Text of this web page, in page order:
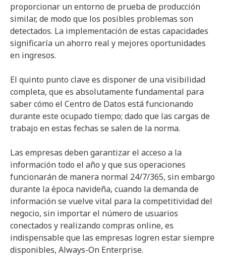
proporcionar un entorno de prueba de producción
similar, de modo que los posibles problemas son
detectados. La implementación de estas capacidades
significaría un ahorro real y mejores oportunidades
en ingresos.
El quinto punto clave es disponer de una visibilidad
completa, que es absolutamente fundamental para
saber cómo el Centro de Datos está funcionando
durante este ocupado tiempo; dado que las cargas de
trabajo en estas fechas se salen de la norma.
Las empresas deben garantizar el acceso a la
información todo el año y que sus operaciones
funcionarán de manera normal 24/7/365, sin embargo
durante la época navideña, cuando la demanda de
información se vuelve vital para la competitividad del
negocio, sin importar el número de usuarios
conectados y realizando compras online, es
indispensable que las empresas logren estar siempre
disponibles, Always-On Enterprise.